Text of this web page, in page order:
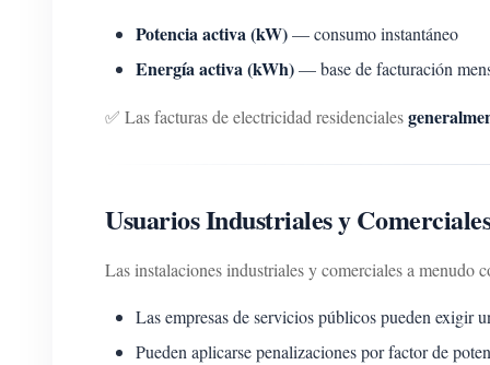
Potencia activa (kW)— consumo instantáneo
Energía activa (kWh)— base de facturación
✅ Las facturas de electricidad residenciales
Usuarios Industriales y
Las instalaciones industriales y comerciales a menudo
Las empresas de servicios públicos pueden exigir
Pueden aplicarse penalizaciones por factor de